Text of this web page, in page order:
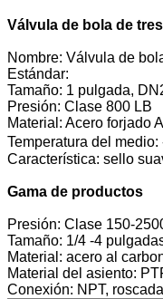
Válvula de bola de
Nombre: Válvula de
Estándar:
Tamaño: 1 pulgada,
Presión: Clase 800 LB
Material: Acero forjado
Temperatura del
Característica: sello
Gama de productos
Presión: Clase 150-
Tamaño: 1/4 -4
Material: acero al
Material del asiento:
Conexión: NPT,